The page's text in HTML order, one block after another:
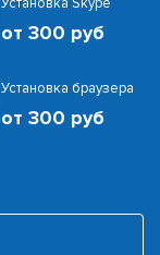
от 300 руб
Установка браузера
от 300 руб